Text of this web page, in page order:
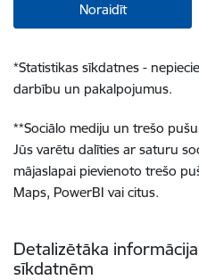
Noraidīt
*Statistikas sīkdatnes -
darbību un pakalpojumus.
**Sociālo mediju un trešo
Jūs varētu dalīties ar saturu
mājaslapai pievienoto trešo
Maps, PowerBI vai citus.
Detalizētāka
sīkdatnēm